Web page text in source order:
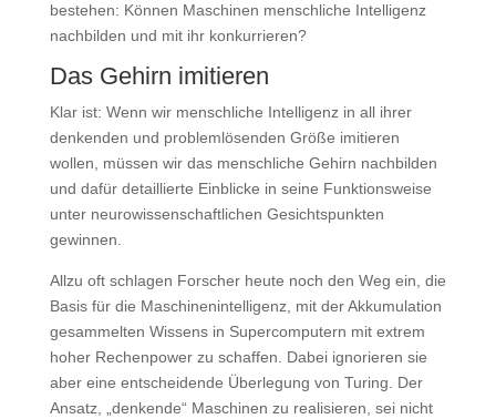
bestehen: Können Maschinen menschliche Intelligenz
nachbilden und mit ihr konkurrieren?
Das Gehirn imitieren
Klar ist: Wenn wir menschliche Intelligenz in all ihrer
denkenden und problemlösenden Größe imitieren
wollen, müssen wir das menschliche Gehirn nachbilden
und dafür detaillierte Einblicke in seine Funktionsweise
unter neurowissenschaftlichen Gesichtspunkten
gewinnen.
Allzu oft schlagen Forscher heute noch den Weg ein, die
Basis für die Maschinenintelligenz, mit der Akkumulation
gesammelten Wissens in Supercomputern mit extrem
hoher Rechenpower zu schaffen. Dabei ignorieren sie
aber eine entscheidende Überlegung von Turing. Der
Ansatz, „denkende“ Maschinen zu realisieren, sei nicht